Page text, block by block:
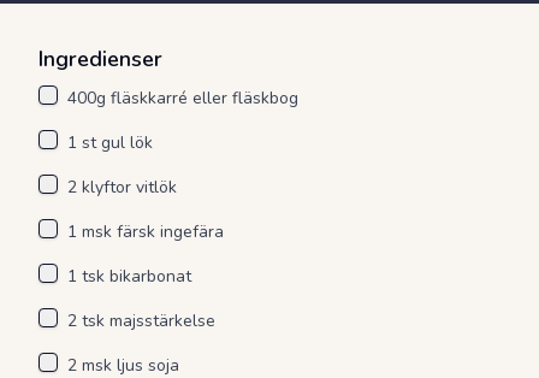
Ingredienser
400g fläskkarré eller fläskbog
1 st gul lök
2 klyftor vitlök
1 msk färsk ingefära
1 tsk bikarbonat
2 tsk majsstärkelse
2 msk ljus soja